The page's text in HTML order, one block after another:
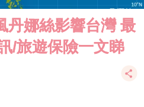
丹娜絲影響台灣 最
/旅遊保險一文睇